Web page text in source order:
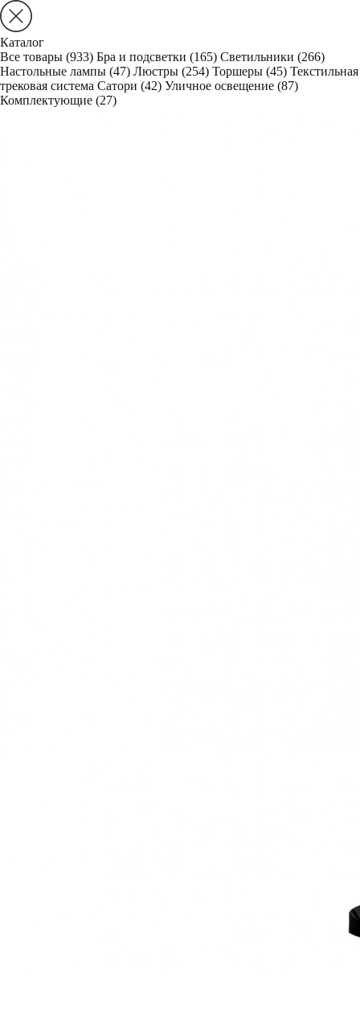
Каталог
Все товары (933) Бра и подсветки (165) Светильники (266)
Настольные лампы (47) Люстры (254) Торшеры (45) Текстильная
трековая система Сатори (42) Уличное освещение (87)
Комплектующие (27)